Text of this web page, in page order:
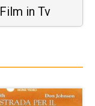
Film in Tv